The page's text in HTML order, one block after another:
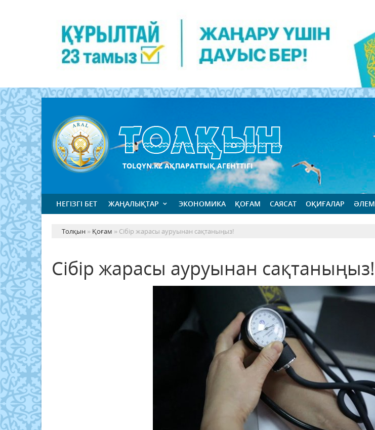
TOLQYN.KZ АҚПАРАТТЫҚ АГЕНТТІГІ
НЕГІЗГІ БЕТ ЖАҢАЛЫҚТАР ЭКОНОМИКА ҚОҒАМ САЯСАТ ОҚИҒАЛАР ӘЛЕМ
Толқын » Қоғам » Сібір жарасы ауруынан сақтаныңыз!
Сібір жарасы ауруынан сақтаныңыз!